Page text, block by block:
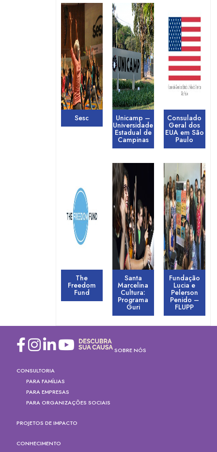
Sesc Unicamp –
Universidade
Estadual de
Campinas
Consulado
Geral dos
EUA em São
Paulo
The
Freedom
Fund
Santa
Marcelina
Cultura:
Programa
Guri
Fundação
Lucia e
Pelerson
Penido –
FLUPP
SOBRE NÓS
CONSULTORIA
PARA FAMÍLIAS
PARA EMPRESAS
PARA ORGANIZAÇÕES SOCIAIS
PROJETOS DE IMPACTO
CONHECIMENTO